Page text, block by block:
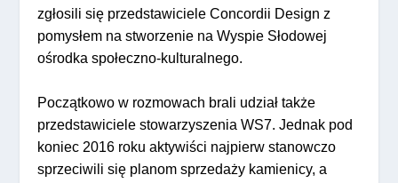
zgłosili się przedstawiciele Concordii Design z
pomysłem na stworzenie na Wyspie Słodowej
ośrodka społeczno-kulturalnego.
Początkowo w rozmowach brali udział także
przedstawiciele stowarzyszenia WS7. Jednak pod
koniec 2016 roku aktywiści najpierw stanowczo
sprzeciwili się planom sprzedaży kamienicy, a